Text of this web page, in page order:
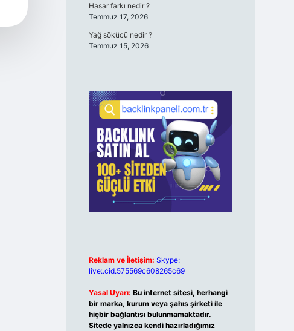
Hasar farkı nedir ?
Temmuz 17, 2026
Yağ sökücü nedir ?
Temmuz 15, 2026
Reklam ve İletişim: Skype:
live:.cid.575569c608265c69
Yasal Uyarı: Bu internet sitesi, herhangi
bir marka, kurum veya şahıs şirketi ile
hiçbir bağlantısı bulunmamaktadır.
Sitede yalnızca kendi hazırladığımız